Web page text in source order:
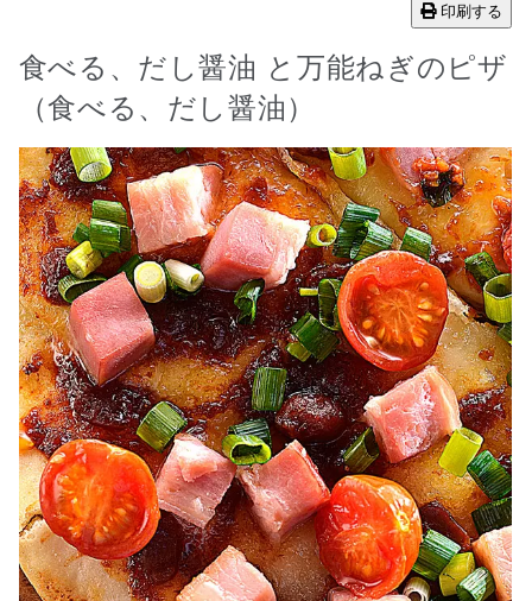
印刷する
食べる、だし醤油 と万能ねぎのピザ
（食べる、だし醤油）